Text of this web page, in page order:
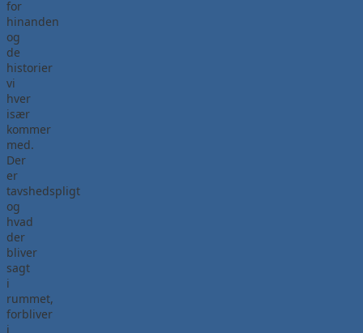
for
hinanden
og
de
historier
vi
hver
især
kommer
med.
Der
er
tavshedspligt
og
hvad
der
bliver
sagt
i
rummet,
forbliver
i